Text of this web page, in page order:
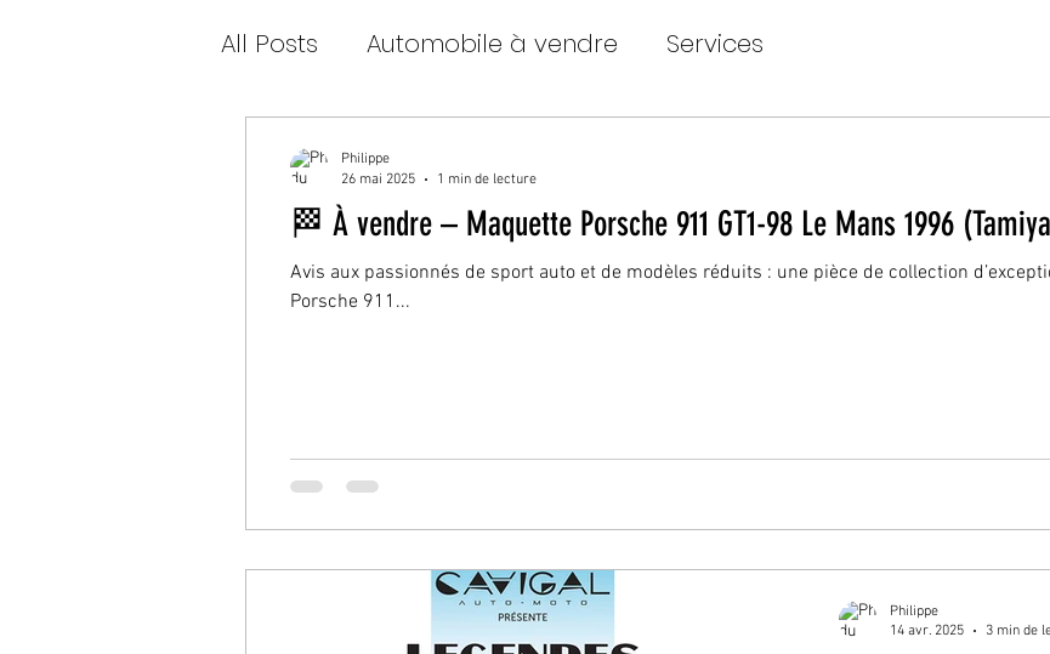
All Posts Automobile à vendre Services
🏁 À vendre – Maquette Porsche 911 GT1-98 Le Mans 1996
Avis aux passionnés de sport auto et de modèles réduits : une pièce de collection
Porsche 911...
Philippe
26 mai 2025
1 min de lecture
Philippe
14 avr. 2025
3 min de